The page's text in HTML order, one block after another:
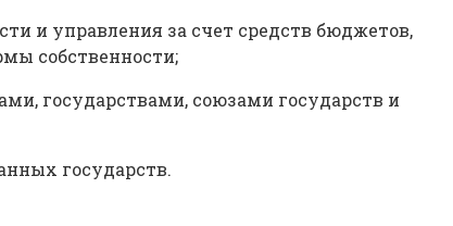
и управления за счет средств бюджетов,
собственности;
государствами, союзами государств и
государств.